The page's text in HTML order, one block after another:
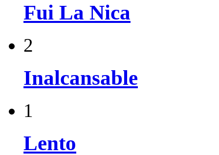
Fui La Niсa
2
Inalcansable
1
Lento